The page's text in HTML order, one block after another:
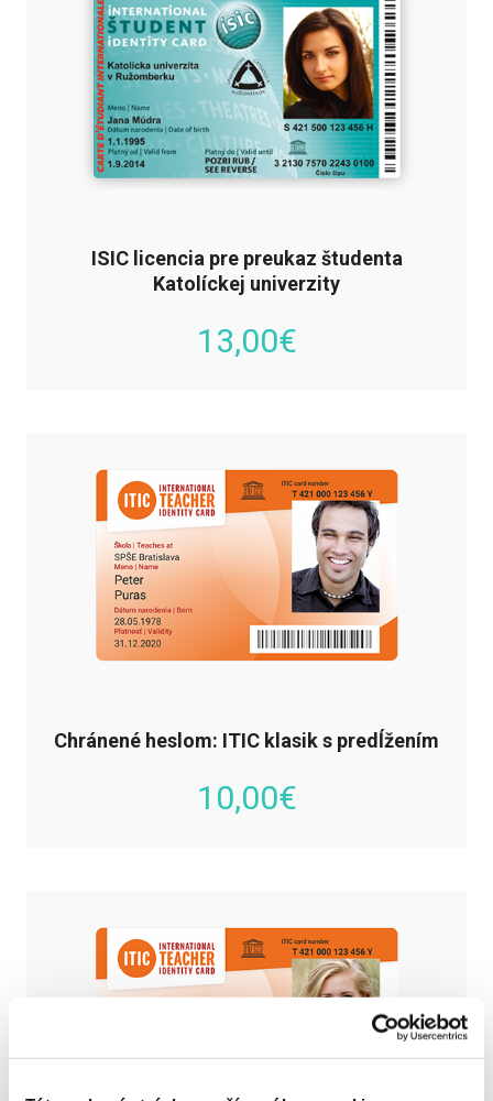
ISIC licencia pre preukaz študenta
Katolíckej univerzity
13,00€
Chránené heslom: ITIC klasik s predĺžením
10,00€